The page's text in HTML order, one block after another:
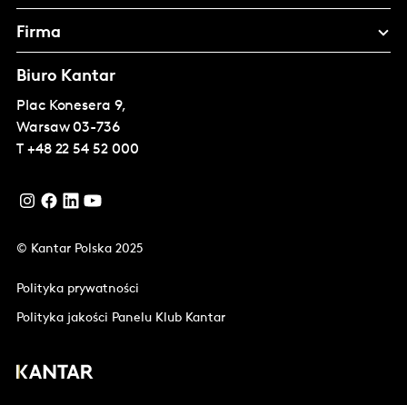
Firma
Biuro Kantar
Plac Konesera 9,
Warsaw 03-736
T +48 22 54 52 000
© Kantar Polska 2025
Polityka prywatności
Polityka jakości Panelu Klub Kantar